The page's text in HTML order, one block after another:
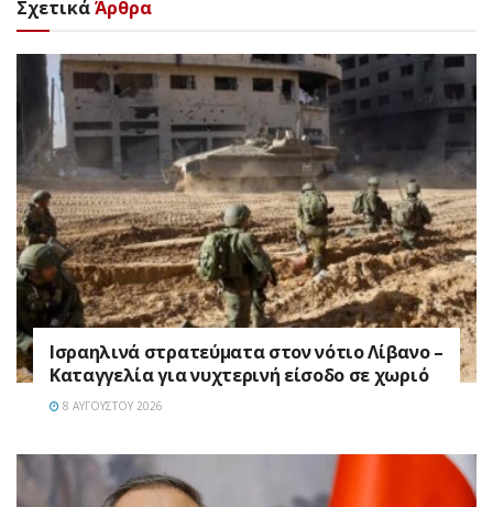
ΣχετικάΆρθρα
Ισραηλινά στρατεύματα στον νότιο Λίβανο –
Καταγγελία για νυχτερινή είσοδο σε χωριό
8 ΑΥΓΟΎΣΤΟΥ 2026